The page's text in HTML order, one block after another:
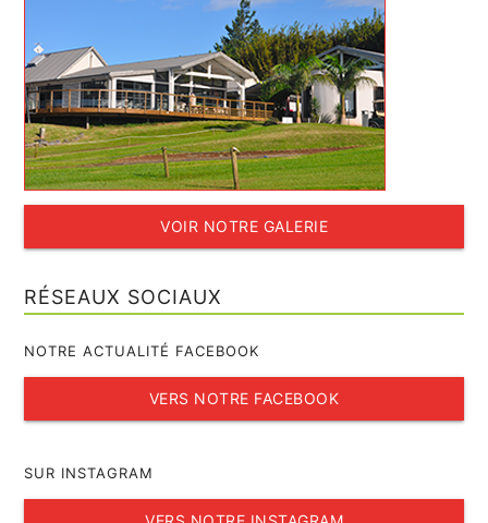
VOIR NOTRE GALERIE
RÉSEAUX SOCIAUX
NOTRE ACTUALITÉ FACEBOOK
VERS NOTRE FACEBOOK
SUR INSTAGRAM